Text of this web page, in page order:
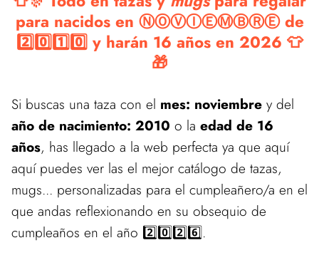
para nacidos en ⓃⓄⓋⒾⒺⓂⒷⓇⒺ de
2️⃣0️⃣1️⃣0️⃣ y harán 16 años en 2026 👕
🎁
Si buscas una taza con el mes: noviembre y del
año de nacimiento: 2010 o la edad de 16
años, has llegado a la web perfecta ya que aquí
aquí puedes ver las el mejor catálogo de tazas,
mugs... personalizadas para el cumpleañero/a en el
que andas reflexionando en su obsequio de
cumpleaños en el año 2️⃣0️⃣2️⃣6️⃣.